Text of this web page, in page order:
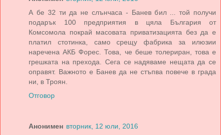
А бе 32 ти да не слънчаса - Банев бил ... той получи
подарък 100 предприятия в цяла България от
Комсомола покрай масовата приватизацията без да е
платил стотинка, само срещу фабрика за илюзии
наречена АКБ Форес. Това, че беше толериран, това е
грешката на прехода. Сега се надяваме нещата да се
оправят. Важното е Банев да не стъпва повече в града
ни, в Троян.
Отговор
Анонимен вторник, 12 юли, 2016